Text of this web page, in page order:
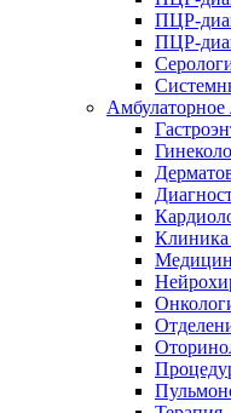
ПЦР-
ПЦР-
Амбулаторное
Клиника